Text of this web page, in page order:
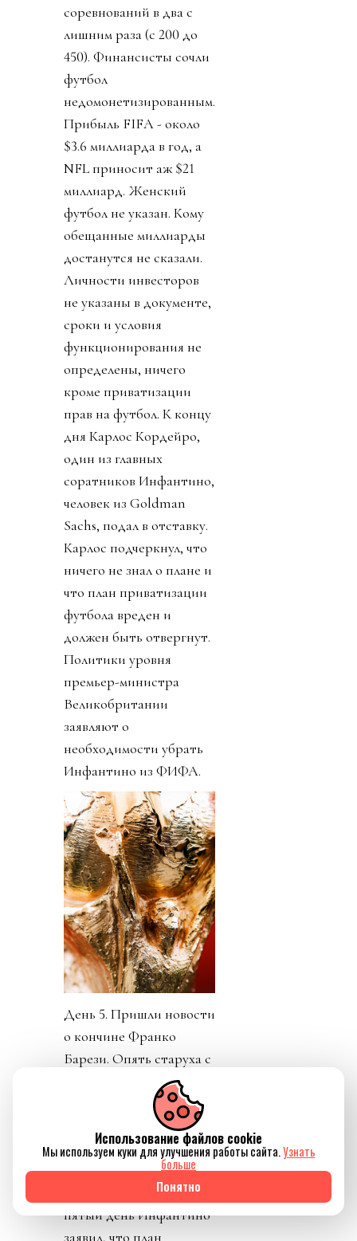
соревнований в два с
лишним раза (с 200 до
450). Финансисты сочли
футбол
недомонетизированным.
Прибыль FIFA - около
$3.6 миллиарда в год, а
NFL приносит аж $21
миллиард. Женский
футбол не указан. Кому
обещанные миллиарды
достанутся не сказали.
Личности инвесторов
не указаны в документе,
сроки и условия
функционирования не
определены, ничего
кроме приватизации
прав на футбол. К концу
дня Карлос Кордейро,
один из главных
соратников Инфантино,
человек из Goldman
Sachs, подал в отставку.
Карлос подчеркнул, что
ничего не знал о плане и
что план приватизации
футбола вреден и
должен быть отвергнут.
Политики уровня
премьер-министра
Великобритании
заявляют о
необходимости убрать
Инфантино из ФИФА.
День 5. Пришли новости
о кончине Франко
Барези. Опять старуха с
косой забрала не того
старика. УЕФА заявили
о потере доверия к
Инфантино. Как
говорится, Борман
понял, что проиграл. На
пятый день Инфантино
заявил, что план
Использование файлов cookie
Мы используем куки для улучшения работы сайта.Узнать
больше
Понятно